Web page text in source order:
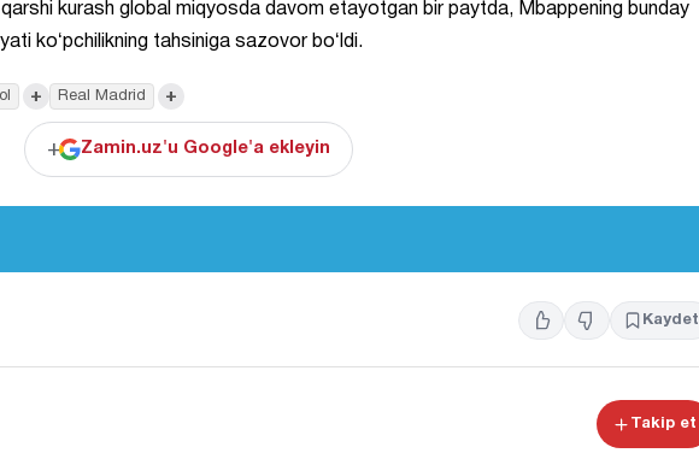
kurash global miqyosda davom etayotgan bir paytda, Mbappening bunday
koʻpchilikning tahsiniga sazovor boʻldi.
+ Real Madrid +
+ Zamin.uz'u Google'a ekleyin
Kaydet
Takip et